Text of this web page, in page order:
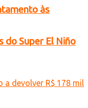
às
do Super El Niño